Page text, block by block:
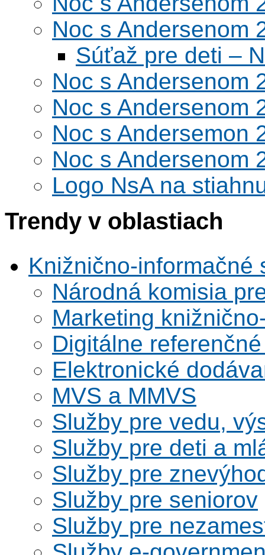
Noc s Andersenom
Súťaž pre deti –
Noc s Andersenom
Noc s Andersenom
Noc s Andersemon
Noc s Andersenom
Logo NsA na
Trendy v oblastiach
Knižnično-informačné
Národná komisia
Marketing
Digitálne
Elektronické
MVS a MMVS
Služby pre vedu,
Služby pre deti a
Služby pre
Služby pre seniorov
Služby pre